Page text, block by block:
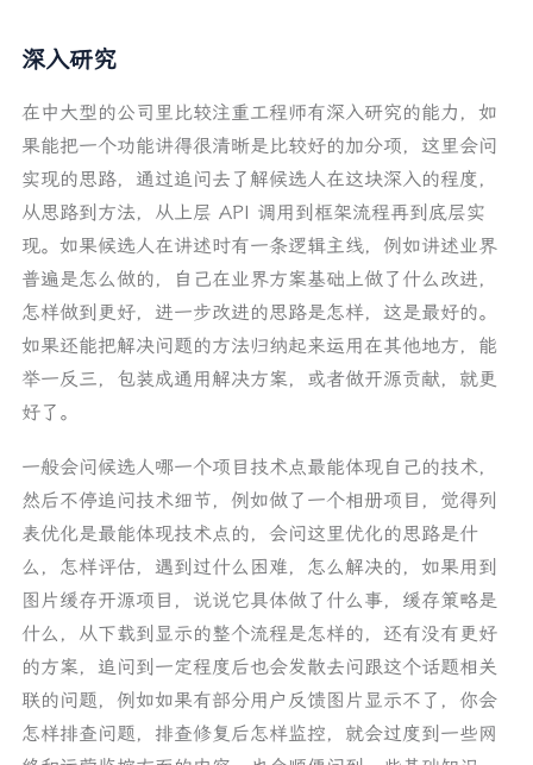
深入研究
在中大型的公司里比较注重工程师有深入研究的能力，如
果能把一个功能讲得很清晰是比较好的加分项，这里会问
实现的思路，通过追问去了解候选人在这块深入的程度，
从思路到方法，从上层 API 调用到框架流程再到底层实
现。如果候选人在讲述时有一条逻辑主线，例如讲述业界
普遍是怎么做的，自己在业界方案基础上做了什么改进，
怎样做到更好，进一步改进的思路是怎样，这是最好的。
如果还能把解决问题的方法归纳起来运用在其他地方，能
举一反三，包装成通用解决方案，或者做开源贡献，就更
好了。
一般会问候选人哪一个项目技术点最能体现自己的技术，
然后不停追问技术细节，例如做了一个相册项目，觉得列
表优化是最能体现技术点的，会问这里优化的思路是什
么，怎样评估，遇到过什么困难，怎么解决的，如果用到
图片缓存开源项目，说说它具体做了什么事，缓存策略是
什么，从下载到显示的整个流程是怎样的，还有没有更好
的方案，追问到一定程度后也会发散去问跟这个话题相关
联的问题，例如如果有部分用户反馈图片显示不了，你会
怎样排查问题，排查修复后怎样监控，就会过度到一些网